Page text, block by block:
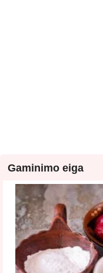
Gaminimo eiga